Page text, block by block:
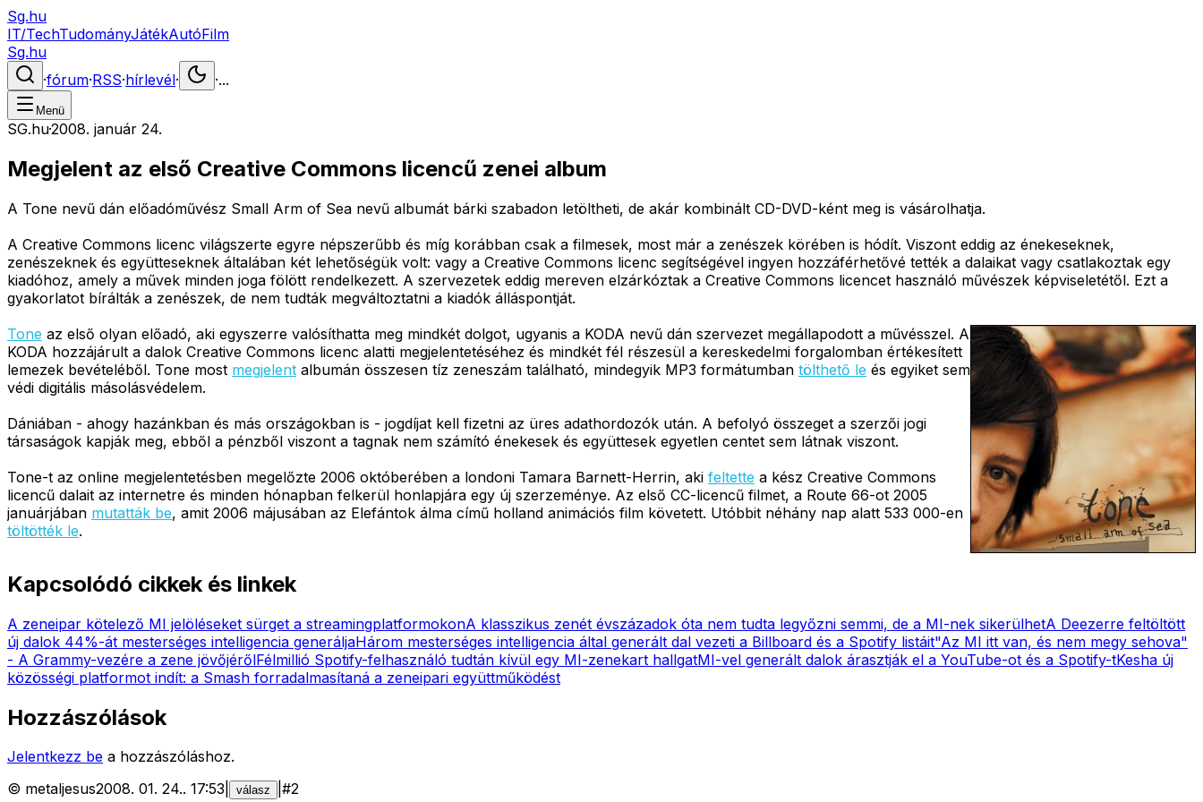
Sg.hu
IT/TechTudományJátékAutóFilm
Sg.hu
·fórum·RSS·hírlevél· ·...
Menü
SG.hu·2008. január 24.
Megjelent az első Creative Commons licencű zenei album
A Tone nevű dán előadóművész Small Arm of Sea nevű albumát bárki szabadon letöltheti, de akár kombinált CD-DVD-ként meg is vásárolhatja.
A Creative Commons licenc világszerte egyre népszerűbb és míg korábban csak a filmesek, most már a zenészek körében is hódít. Viszont eddig az énekeseknek,
zenészeknek és együtteseknek általában két lehetőségük volt: vagy a Creative Commons licenc segítségével ingyen hozzáférhetővé tették a dalaikat vagy csatlakoztak egy
kiadóhoz, amely a művek minden joga fölött rendelkezett. A szervezetek eddig mereven elzárkóztak a Creative Commons licencet használó művészek képviseletétől. Ezt a
gyakorlatot bírálták a zenészek, de nem tudták megváltoztatni a kiadók álláspontját.
Tone az első olyan előadó, aki egyszerre valósíthatta meg mindkét dolgot, ugyanis a KODA nevű dán szervezet megállapodott a művésszel. A
KODA hozzájárult a dalok Creative Commons licenc alatti megjelentetéséhez és mindkét fél részesül a kereskedelmi forgalomban értékesített
lemezek bevételéből. Tone most megjelent albumán összesen tíz zeneszám található, mindegyik MP3 formátumban tölthető le és egyiket sem
védi digitális másolásvédelem.
Dániában - ahogy hazánkban és más országokban is - jogdíjat kell fizetni az üres adathordozók után. A befolyó összeget a szerzői jogi
társaságok kapják meg, ebből a pénzből viszont a tagnak nem számító énekesek és együttesek egyetlen centet sem látnak viszont.
Tone-t az online megjelentetésben megelőzte 2006 októberében a londoni Tamara Barnett-Herrin, aki feltette a kész Creative Commons
licencű dalait az internetre és minden hónapban felkerül honlapjára egy új szerzeménye. Az első CC-licencű filmet, a Route 66-ot 2005
januárjában mutatták be, amit 2006 májusában az Elefántok álma című holland animációs film követett. Utóbbit néhány nap alatt 533 000-en
töltötték le.
Kapcsolódó cikkek és linkek
A zeneipar kötelező MI jelöléseket sürget a streamingplatformokonA klasszikus zenét évszázadok óta nem tudta legyőzni semmi, de a MI-nek sikerülhetA Deezerre feltöltött
új dalok 44%-át mesterséges intelligencia generáljaHárom mesterséges intelligencia által generált dal vezeti a Billboard és a Spotify listáit"Az MI itt van, és nem megy sehova"
- A Grammy-vezére a zene jövőjérőlFélmillió Spotify-felhasználó tudtán kívül egy MI-zenekart hallgatMI-vel generált dalok árasztják el a YouTube-ot és a Spotify-tKesha új
közösségi platformot indít: a Smash forradalmasítaná a zeneipari együttműködést
Hozzászólások
Jelentkezz be a hozzászóláshoz.
© metaljesus2008. 01. 24.. 17:53 válasz #2